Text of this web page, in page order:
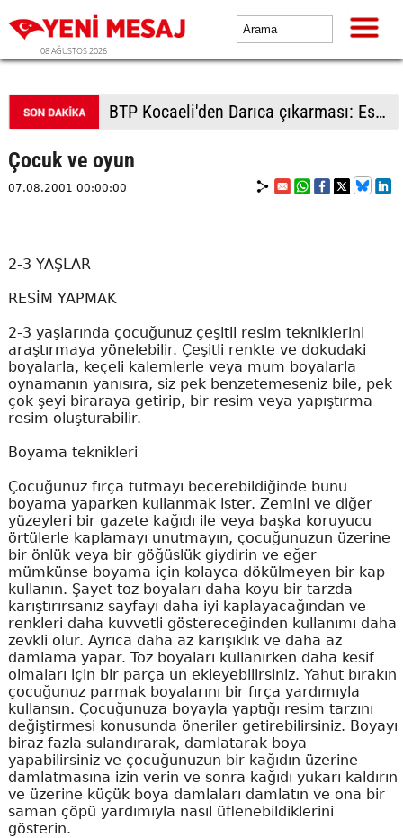
08 AĞUSTOS 2026
BTP Kocaeli'den Darıca çıkarması: Esnaf ve derneklerden yoğun ilgi
Çocuk ve oyun
07.08.2001 00:00:00
2-3 YAŞLAR
RESİM YAPMAK
2-3 yaşlarında çocuğunuz çeşitli resim tekniklerini
araştırmaya yönelebilir. Çeşitli renkte ve dokudaki
boyalarla, keçeli kalemlerle veya mum boyalarla
oynamanın yanısıra, siz pek benzetemeseniz bile, pek
çok şeyi biraraya getirip, bir resim veya yapıştırma
resim oluşturabilir.
Boyama teknikleri
Çocuğunuz fırça tutmayı becerebildiğinde bunu
boyama yaparken kullanmak ister. Zemini ve diğer
yüzeyleri bir gazete kağıdı ile veya başka koruyucu
örtülerle kaplamayı unutmayın, çocuğunuzun üzerine
bir önlük veya bir göğüslük giydirin ve eğer
mümkünse boyama için kolayca dökülmeyen bir kap
kullanın. Şayet toz boyaları daha koyu bir tarzda
karıştırırsanız sayfayı daha iyi kaplayacağından ve
renkleri daha kuvvetli göstereceğinden kullanımı daha
zevkli olur. Ayrıca daha az karışıklık ve daha az
damlama yapar. Toz boyaları kullanırken daha kesif
olmaları için bir parça un ekleyebilirsiniz. Yahut bırakın
çocuğunuz parmak boyalarını bir fırça yardımıyla
kullansın. Çocuğunuza boyayla yaptığı resim tarzını
değiştirmesi konusunda öneriler getirebilirsiniz. Boyayı
biraz fazla sulandırarak, damlatarak boya
yapabilirsiniz ve çocuğunuzun bir kağıdın üzerine
damlatmasına izin verin ve sonra kağıdı yukarı kaldırın
ve üzerine küçük boya damlaları damlatın ve ona bir
saman çöpü yardımıyla nasıl üflenebildiklerini
gösterin.